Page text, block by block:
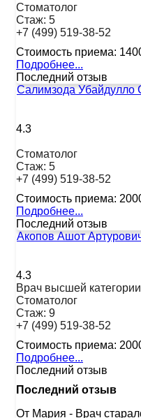
Стоматолог
Стаж: 5
+7 (499) 519-38-52
Стоимость приема:
Подробнее...
Последний отзыв
Салимзода Убайдулло
4.3
Стоматолог
Стаж: 5
+7 (499) 519-38-52
Стоимость приема:
Подробнее...
Последний отзыв
Акопов Ашот
4.3
Врач высшей категории
Стоматолог
Стаж: 9
+7 (499) 519-38-52
Стоимость приема:
Подробнее...
Последний отзыв
Последний отзыв
От Мария - Врач